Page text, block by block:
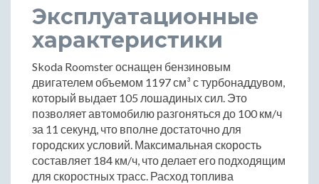
Эксплуатационные
характеристики
Skoda Roomster оснащен бензиновым
двигателем объемом 1197 см³ с турбонаддувом,
который выдает 105 лошадиных сил. Это
позволяет автомобилю разгоняться до 100 км/ч
за 11 секунд, что вполне достаточно для
городских условий. Максимальная скорость
составляет 184 км/ч, что делает его подходящим
для скоростных трасс. Расход топлива